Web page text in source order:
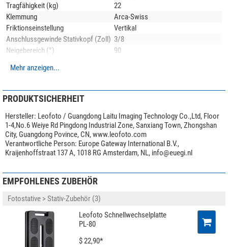
Durch die Stativgewinde in 1/4" und 3/8" kann man es auch jederzeit mit
einem Einbeinstativ kombinieren. Besonders geeignet für Video-
Einbeinstative mit horizontalem Schwenkfuß.
Anwendungsbeispiel(e)zeigen optionales Zubehör bzw. das Produkt in
Für die Metallteile verwendet Leofoto die hochwertige
6061-T6 Aluminium-
Legierungmit Magnesium und Silizium als Legierungsbestandteile. Dieses
korrosionsbeständige Material zeichnet sich durch hohe Festigkeit und gute
Zähigkeit aus. Die Streckgrenze ist vergleichbar mit Baustahl. Alle Teile
Tragfähigkeit (kg)
22
Klemmung
Arca-Swiss
Friktionseinstellung
Vertikal
Anschlussgewinde Stativkopf (Zoll) 3/8
Neigebereich (°)
90
Anwendungsgebiete
Besonderheiten
Ablageplatte
nein
Panorama Skala
-
Integrierte Polhöhenwiege
-
Transporttasche im Lieferumfang
nein
Allgemein
Serie
Gewicht (kg)
0,48
Höhe (cm)
Mehr anzeigen...
PRODUKTSICHERHEIT
Hersteller: Leofoto / Guangdong Laitu Imaging Technology Co.,Ltd, Floor
1-4,No.6 Weiye Rd Pingdong Industrial Zone, Sanxiang Town, Zhongshan
City, Guangdong Povince, CN, www.leofoto.com
Verantwortliche Person: Europe Gateway International B.V.,
Kraijenhoffstraat 137 A, 1018 RG Amsterdam, NL, info@euegi.nl
EMPFOHLENES ZUBEHÖR
Fotostative > Stativ-Zubehör (3)
Leofoto Schnellwechselplatte
PL-80
$ 22,90*